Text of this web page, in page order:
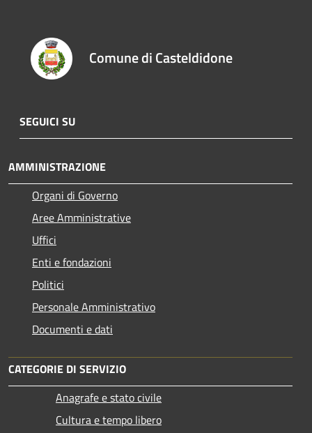
Comune di Casteldidone
SEGUICI SU
AMMINISTRAZIONE
Organi di Governo
Aree Amministrative
Uffici
Enti e fondazioni
Politici
Personale Amministrativo
Documenti e dati
CATEGORIE DI SERVIZIO
Anagrafe e stato civile
Cultura e tempo libero